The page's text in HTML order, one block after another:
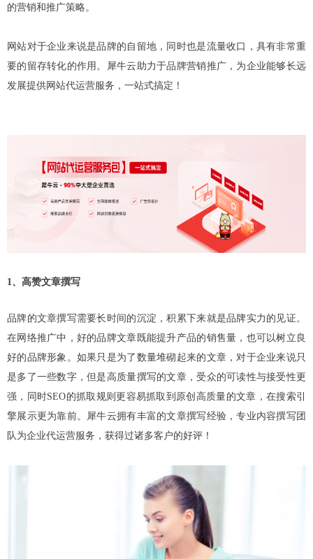
的营销和推广策略。
网站对于企业来说是品牌的自留地，同时也是流量收口，具有非常重
要的留存转化的作用。犀牛云助力于品牌营销推广，为企业能够长远
发展提供网站代运营服务，一站式搞定！
1、高赞文章撰写
品牌的文章撰写需要长时间的沉淀，积累下来就是品牌实力的见证。
在网络推广中，好的品牌文章 既能提升产品的销售量，也可以树立良
好的品牌形象。如果只是为了数量堆砌起来的文章，对于企业来说只
是多了一些数字，但是高质量撰写的文章，受众的可读性与接受性更
强，同时SEO的抓取规则更容易抓取到原创高质量的文章，在搜索引
擎展示更为靠前。犀牛云拥有丰富的文章撰写经验，专业内容撰写团
队为企业代运营服务，获得过诸多客户的好评！